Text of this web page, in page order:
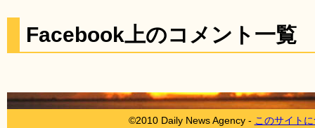
Facebook上のコメント一覧
©2010 Daily News Agency - このサイト